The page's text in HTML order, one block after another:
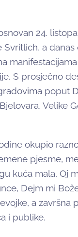
24.
a
S prosječno
poput
Velike
okupio
pjesme,
kuća mala, Oj
Dejm mi
a završna
i publike.